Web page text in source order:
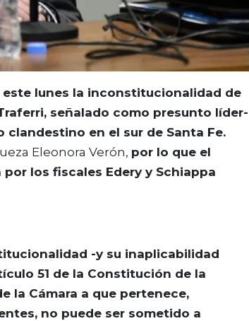
este lunes la inconstitucionalidad de
señalado como presunto líder-
en el sur de Santa Fe.
Eleonora Verón, por lo que el
los fiscales Edery y Schiappa
-y su inaplicabilidad
51 de la Constitución de la
la Cámara a que pertenece,
no puede ser sometido a